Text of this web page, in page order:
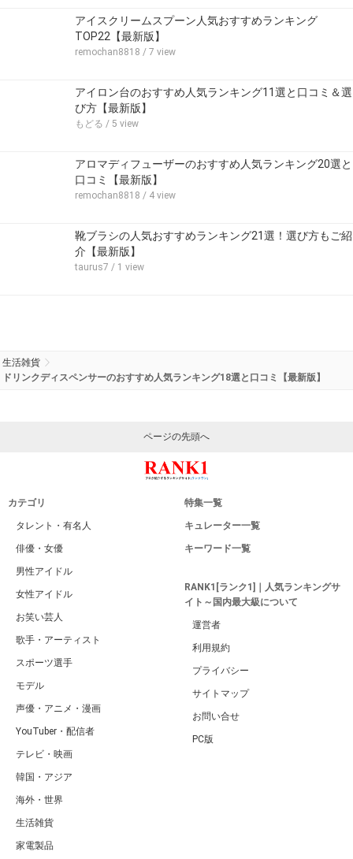
アイスクリームスプーン人気おすすめランキング
TOP22【最新版】
remochan8818 / 7 view
アイロン台のおすすめ人気ランキング11選と口コミ＆選
び方【最新版】
もどる / 5 view
アロマディフューザーのおすすめ人気ランキング20選と
口コミ【最新版】
remochan8818 / 4 view
靴ブラシの人気おすすめランキング21選！選び方もご紹
介【最新版】
taurus7 / 1 view
生活雑貨
ドリンクディスペンサーのおすすめ人気ランキング18選と口コミ【最新版】
ページの先頭へ
カテゴリ
タレント・有名人
俳優・女優
男性アイドル
女性アイドル
お笑い芸人
歌手・アーティスト
スポーツ選手
モデル
声優・アニメ・漫画
YouTuber・配信者
テレビ・映画
韓国・アジア
海外・世界
生活雑貨
家電製品
特集一覧
キュレーター一覧
キーワード一覧
RANK1[ランク1]｜人気ランキングサ
イト～国内最大級について
運営者
利用規約
プライバシー
サイトマップ
お問い合せ
PC版